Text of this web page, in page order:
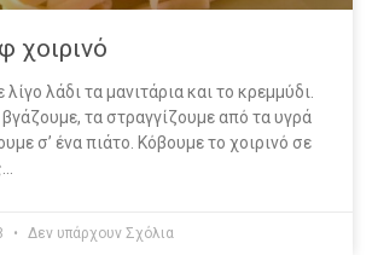
χοιρινό
λάδι τα μανιτάρια και το κρεμμύδι.
τα στραγγίζουμε από τα υγρά
σ’ ένα πιάτο. Κόβουμε το χοιρινό σε
Δεν υπάρχουν Σχόλια